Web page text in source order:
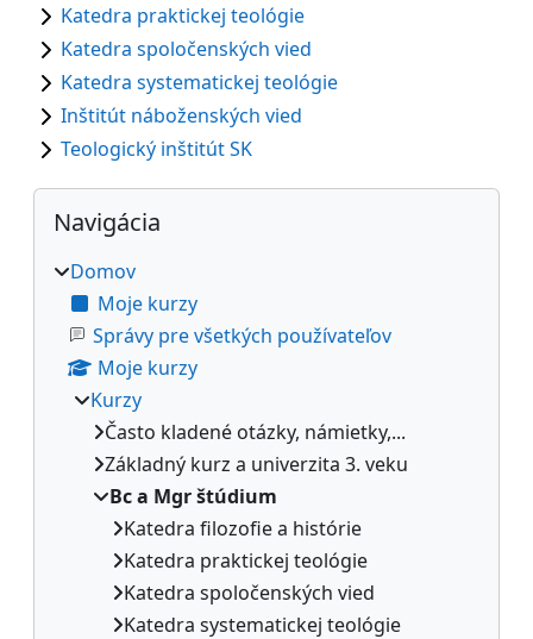
Katedra praktickej teológie
Katedra spoločenských vied
Katedra systematickej teológie
Inštitút náboženských vied
Teologický inštitút SK
Bloky
Preskočiť Navigácia
Navigácia
Domov
Moje kurzy
Správy pre všetkých používateľov
Moje kurzy
Kurzy
Často kladené otázky, námietky,...
Základný kurz a univerzita 3. veku
Bc a Mgr štúdium
Katedra filozofie a histórie
Katedra praktickej teológie
Katedra spoločenských vied
Katedra systematickej teológie